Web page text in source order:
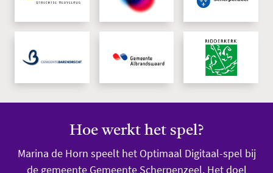
Hoe werkt het spel?
Marina de Horn speelt het Optimaal Digitaal-spel bij
de gemeente Gemeente Scherpenzeel. Het doel